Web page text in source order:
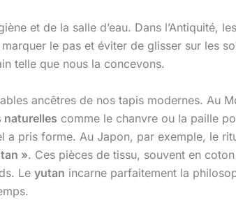
et de la salle d’eau. Dans l’Antiquité,
le pas et éviter de glisser sur les
telle que nous la concevons.
ancêtres de nos tapis modernes. Au
naturelles comme le chanvre ou la paille
a pris forme. Au Japon, par exemple, le
». Ces pièces de tissu, souvent en
Le yutan incarne parfaitement la